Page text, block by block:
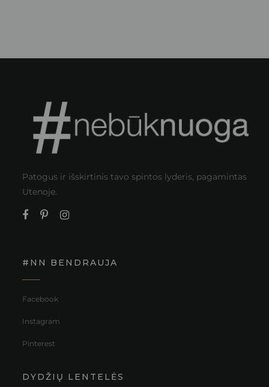
Patogus ir išskirtinis tavo spintos lyderis, pagamintas
Utenoje.
#NN BENDRAUJA
Facebook
Instagram
Pinterest
DYDŽIŲ LENTELĖS